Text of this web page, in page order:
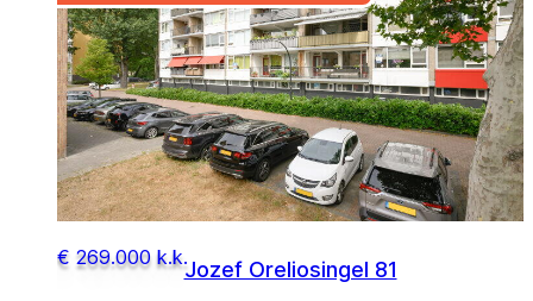
€ 269.000 k.k.Jozef Oreliosingel 81